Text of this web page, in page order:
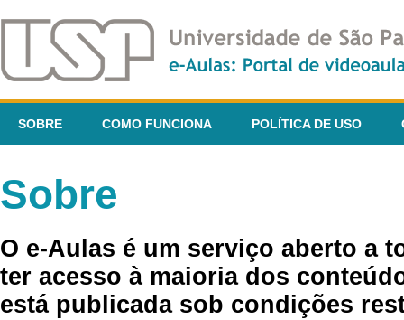
SOBRE COMO FUNCIONA POLÍTICA DE USO
Sobre
O e-Aulas é um serviço aberto a
ter acesso à maioria dos
está publicada sob condições